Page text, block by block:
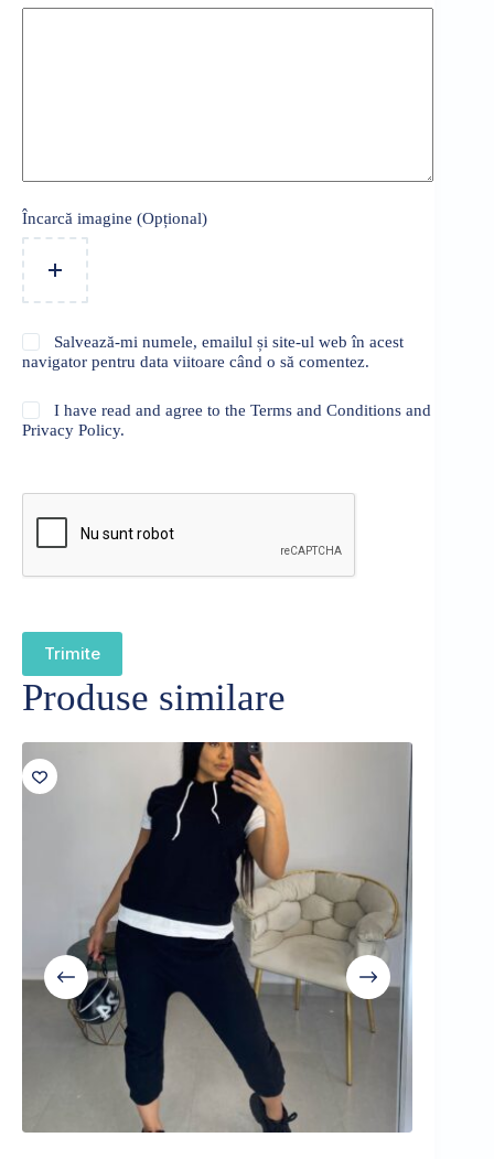
Încarcă imagine (Opțional)
Salvează-mi numele, emailul și site-ul web în acest
navigator pentru data viitoare când o să comentez.
I have read and agree to the Terms and Conditions and
Privacy Policy.
Trimite
Produse similare